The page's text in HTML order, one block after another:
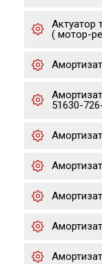
Актуатор
( мотор-
51630-